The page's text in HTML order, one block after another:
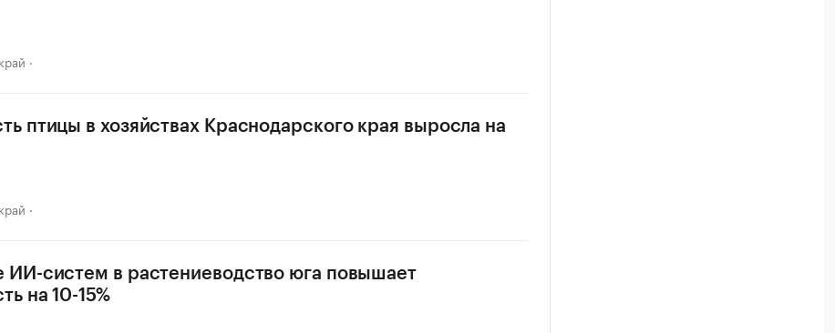
птицы в хозяйствах Краснодарского края выросла на
ИИ-систем в растениеводство юга повышает
на 10-15%